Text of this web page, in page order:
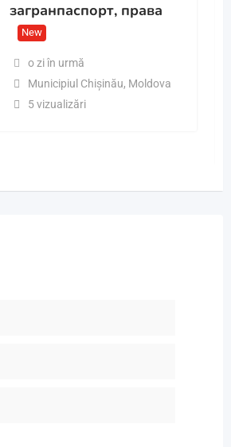
загранпаспорт, права
New
o zi în urmă
Municipiul Chișinău, Moldova
5 vizualizări